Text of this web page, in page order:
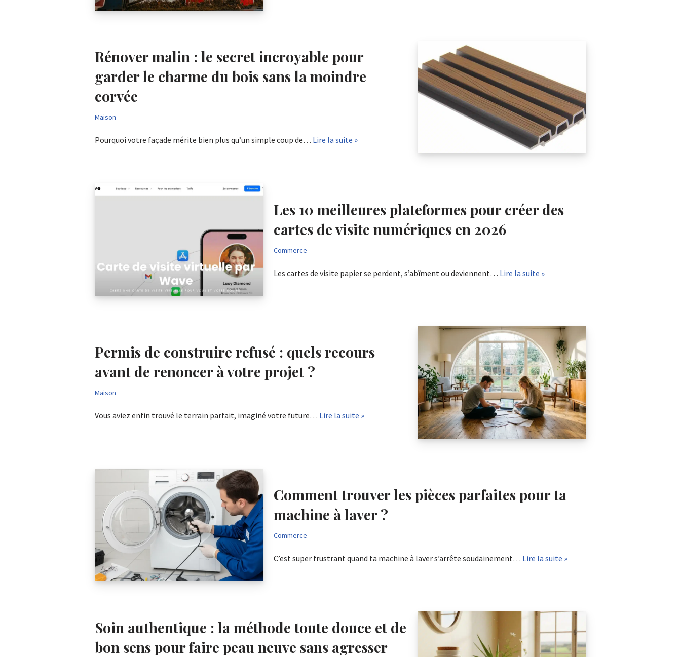
Rénover malin : le secret incroyable pour
garder le charme du bois sans la moindre
corvée
Maison
Pourquoi votre façade mérite bien plus qu’un simple coup de… Lire la suite »
Les 10 meilleures plateformes pour créer des
cartes de visite numériques en 2026
Commerce
Les cartes de visite papier se perdent, s’abîment ou deviennent… Lire la suite »
Permis de construire refusé : quels recours
avant de renoncer à votre projet ?
Maison
Vous aviez enfin trouvé le terrain parfait, imaginé votre future… Lire la suite »
Comment trouver les pièces parfaites pour ta
machine à laver ?
Commerce
C’est super frustrant quand ta machine à laver s’arrête soudainement… Lire la suite »
Soin authentique : la méthode toute douce et de
bon sens pour faire peau neuve sans agresser